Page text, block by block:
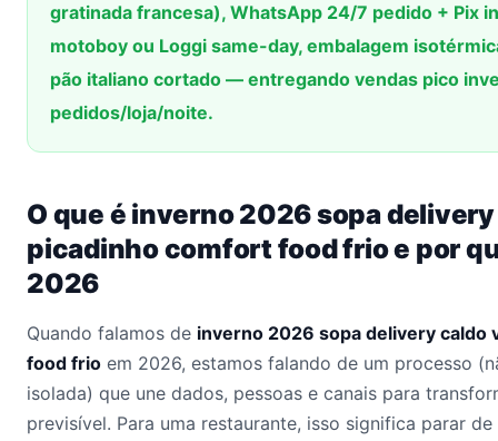
gratinada francesa), WhatsApp 24/7 pedido + Pix
motoboy ou Loggi same-day, embalagem
pão italiano cortado — entregando vendas pico
pedidos/loja/noite.
O que é inverno 2026 sopa
picadinho comfort food frio e por
2026
Quando falamos de inverno 2026 sopa delivery caldo
food frio em 2026, estamos falando de um processo
isolada) que une dados, pessoas e canais para
previsível. Para uma restaurante, isso significa parar